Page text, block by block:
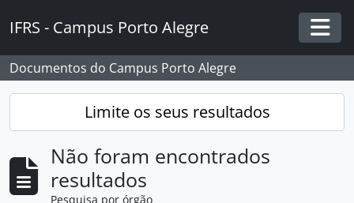
IFRS - Campus Porto Alegre
Documentos do Campus Porto Alegre
Limite os seus resultados
Não foram encontrados
resultados
Pesquisa por órgão